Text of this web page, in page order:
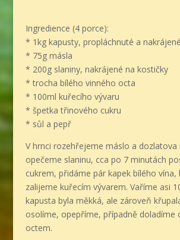
Ingredience (4 porce):
* 1kg kapusty, propláchnuté a nakrájené
* 75g másla
* 200g slaniny, nakrájené na kostičky
* trocha bílého vinného octa
* 100ml kuřecího vývaru
* špetka třinového cukru
* sůl a pepř
V hrnci rozehřejeme máslo a dozlatova
opečeme slaninu, cca po 7 minutách
cukrem, přidáme pár kapek bílého vína,
zalijeme kuřecím vývarem. Vaříme asi
kapusta byla měkká, ale zároveň
osolíme, opepříme, případně doladíme
octem.